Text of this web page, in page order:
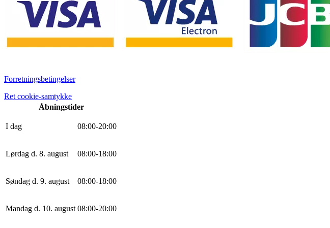
Forretningsbetingelser
Ret cookie-samtykke
Åbningstider
I dag 08:00-20:00
Lørdag d. 8. august 08:00-18:00
Søndag d. 9. august 08:00-18:00
Mandag d. 10. august 08:00-20:00